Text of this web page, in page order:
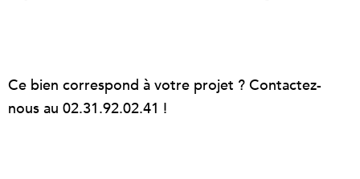
Ce bien correspond à votre projet ? Contactez-
nous au 02.31.92.02.41 !